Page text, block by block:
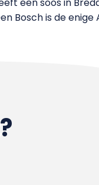
Bosch is de enige